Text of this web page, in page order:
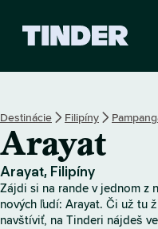
s
b
r
a
Destinácie Filipíny
Arayat
Arayat, Filipíny
Zájdi si na rande v jednom z
nových ľudí: Arayat. Či už tu
navštíviť, na Tinderi nájdeš